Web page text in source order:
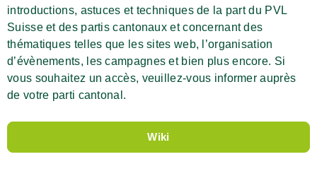
introductions, astuces et techniques de la part du PVL
Suisse et des partis cantonaux et concernant des
thématiques telles que les sites web, l’organisation
d’évènements, les campagnes et bien plus encore. Si
vous souhaitez un accès, veuillez-vous informer auprès
de votre parti cantonal.
Wiki